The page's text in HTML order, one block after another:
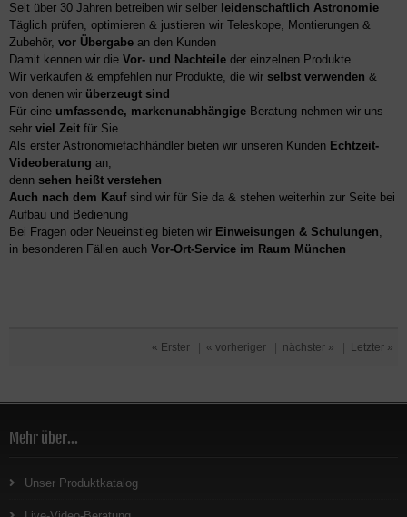
Seit über 30 Jahren betreiben wir selber leidenschaftlich Astronomie
Täglich prüfen, optimieren & justieren wir Teleskope, Montierungen &
Zubehör, vor Übergabe an den Kunden
Damit kennen wir die Vor- und Nachteile der einzelnen Produkte
Wir verkaufen & empfehlen nur Produkte, die wir selbst verwenden &
von denen wir überzeugt sind
Für eine umfassende, markenunabhängige Beratung nehmen wir uns
sehr viel Zeit für Sie
Als erster Astronomiefachhändler bieten wir unseren Kunden Echtzeit-
Videoberatung an,
denn sehen heißt verstehen
Auch nach dem Kaufsind wir für Sie da & stehen weiterhin zur Seite bei
Aufbau und Bedienung
Bei Fragen oder Neueinstieg bieten wir Einweisungen & Schulungen,
in besonderen Fällen auch Vor-Ort-Service im Raum München
« Erster « vorheriger nächster » Letzter »
Mehr über...
Unser Produktkatalog